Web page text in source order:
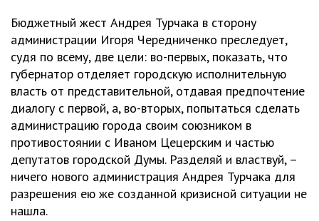
Бюджетный жест Андрея Турчака в сторону
администрации Игоря Чередниченко преследует,
судя по всему, две цели: во-первых, показать, что
губернатор отделяет городскую исполнительную
власть от представительной, отдавая предпочтение
диалогу с первой, а, во-вторых, попытаться сделать
администрацию города своим союзником в
противостоянии с Иваном Цецерским и частью
депутатов городской Думы. Разделяй и властвуй, –
ничего нового администрация Андрея Турчака для
разрешения ею же созданной кризисной ситуации не
нашла.